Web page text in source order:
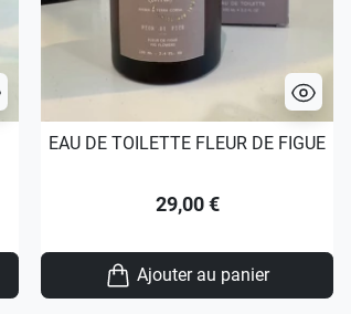
EAU DE TOILETTE FLEUR DE FIGUE
29,00 €
Ajouter au panier